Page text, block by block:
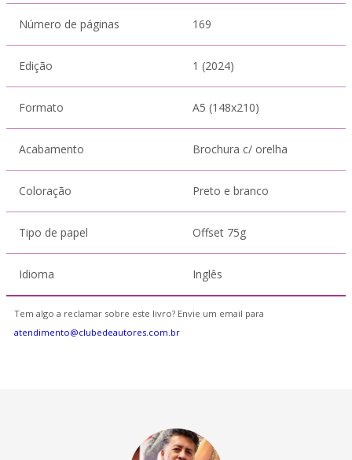
Número de páginas 169
Edição 1 (2024)
Formato A5 (148x210)
Acabamento Brochura c/ orelha
Coloração Preto e branco
Tipo de papel Offset 75g
Idioma Inglês
Tem algo a reclamar sobre este livro? Envie um email para
atendimento@clubedeautores.com.br